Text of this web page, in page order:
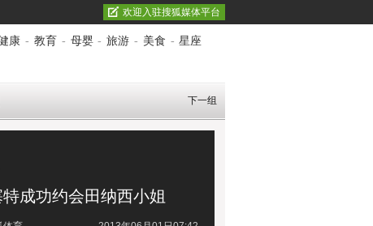
欢迎入驻搜狐媒体平台
康 - 教育 - 母婴 - 旅游 - 美食 - 星座
下一组
特成功约会田纳西小姐